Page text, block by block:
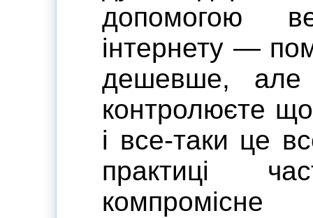
допомогою
інтернету —
дешевше,
контролюєте що
і все-таки це
практиці